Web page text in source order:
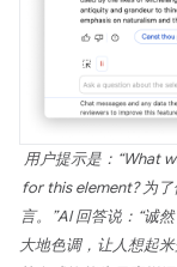
用户提示是：“What
for this element? 为
言。”AI 回答说：“诚
大地色调，让人想起